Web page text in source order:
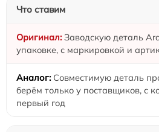
Что ставим
Заводскую деталь
упаковке, с маркировкой и
Совместимую деталь
берём только у поставщиков, с
первый год